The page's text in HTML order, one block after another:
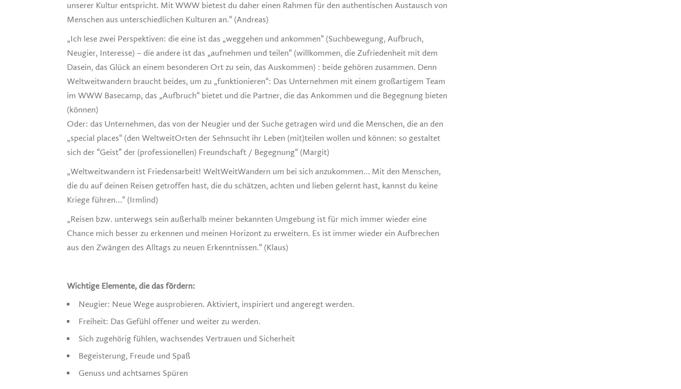
unserer Kultur entspricht. Mit WWW bietest du daher einen Rahmen für den authentischen Austausch von
Menschen aus unterschiedlichen Kulturen an.“ (Andreas)
„Ich lese zwei Perspektiven: die eine ist das „weggehen und ankommen“ (Suchbewegung, Aufbruch,
Neugier, Interesse) – die andere ist das „aufnehmen und teilen“ (willkommen, die Zufriedenheit mit dem
Dasein, das Glück an einem besonderen Ort zu sein, das Auskommen) : beide gehören zusammen. Denn
Weltweitwandern braucht beides, um zu „funktionieren“: Das Unternehmen mit einem großartigem Team
im WWW Basecamp, das „Aufbruch“ bietet und die Partner, die das Ankommen und die Begegnung bieten
(können)
Oder: das Unternehmen, das von der Neugier und der Suche getragen wird und die Menschen, die an den
„special places“ (den WeltweitOrten der Sehnsucht ihr Leben (mit)teilen wollen und können: so gestaltet
sich der “Geist” der (professionellen) Freundschaft / Begegnung“ (Margit)
„Weltweitwandern ist Friedensarbeit! WeltWeitWandern um bei sich anzukommen… Mit den Menschen,
die du auf deinen Reisen getroffen hast, die du schätzen, achten und lieben gelernt hast, kannst du keine
Kriege führen…“ (Irmlind)
„Reisen bzw. unterwegs sein außerhalb meiner bekannten Umgebung ist für mich immer wieder eine
Chance mich besser zu erkennen und meinen Horizont zu erweitern. Es ist immer wieder ein Aufbrechen
aus den Zwängen des Alltags zu neuen Erkenntnissen.“ (Klaus)
Wichtige Elemente, die das fördern:
Neugier: Neue Wege ausprobieren. Aktiviert, inspiriert und angeregt werden.
Freiheit: Das Gefühl offener und weiter zu werden.
Sich zugehörig fühlen, wachsendes Vertrauen und Sicherheit
Begeisterung, Freude und Spaß
Genuss und achtsames Spüren